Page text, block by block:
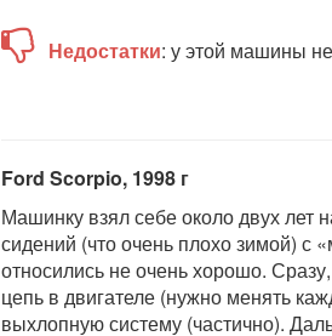
Недостатки: у этой машины
Ford Scorpio, 1998 г
Машинку взял себе около двух лет
сидений (что очень плохо зимой) с
относились не очень хорошо.
цепь в двигателе (нужно менять
выхлопную систему (частично).